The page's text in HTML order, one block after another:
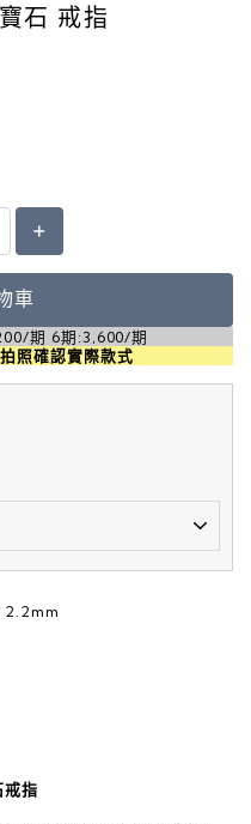
石 戒指
車
期 6期:3,600/期
照確認實際款式
2.2mm
指